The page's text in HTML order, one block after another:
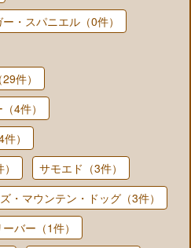
・スパニエル（0件）
件）
4件）
）
サモエド（3件）
・マウンテン・ドッグ（3件）
バー（1件）